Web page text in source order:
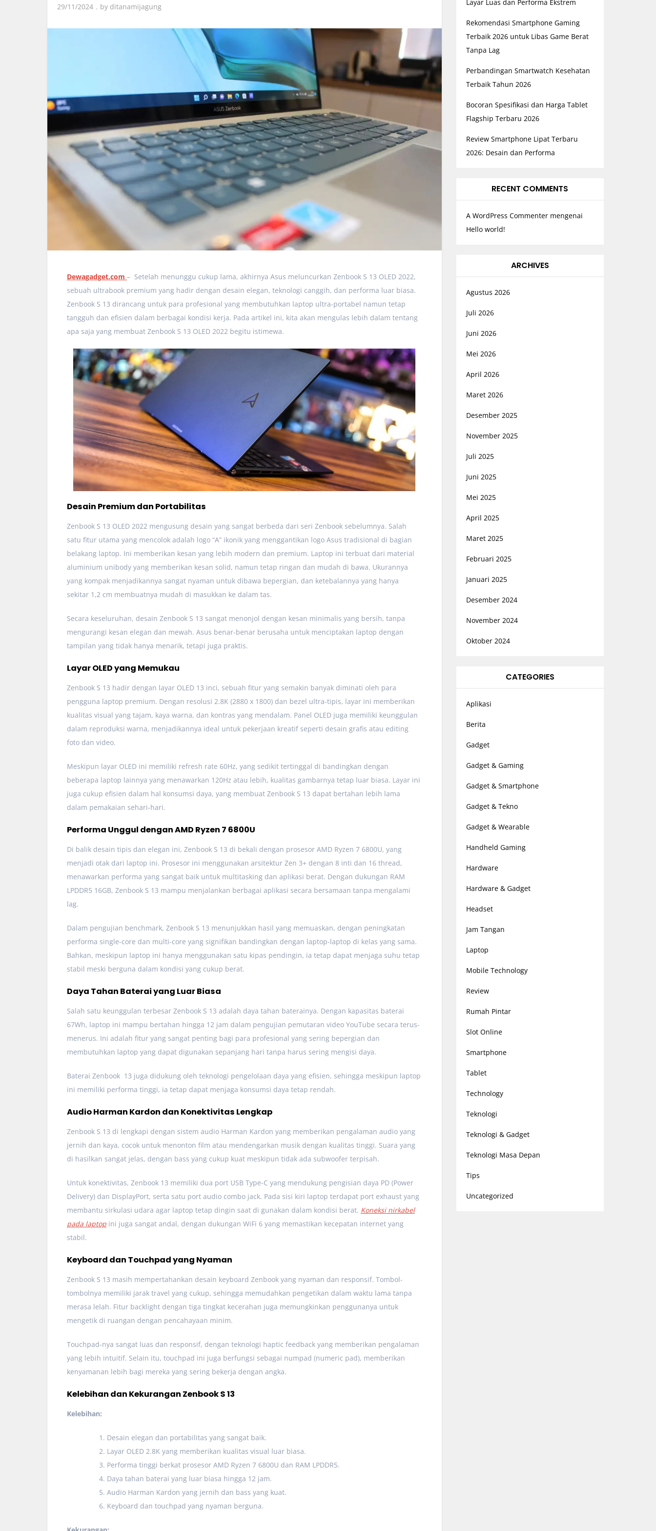
29/11/2024 by ditanamijagung
Dewagadget.com – Setelah menunggu cukup lama, akhirnya Asus meluncurkan Zenbook S 13 OLED 2022,
sebuah ultrabook premium yang hadir dengan desain elegan, teknologi canggih, dan performa luar biasa.
Zenbook S 13 dirancang untuk para profesional yang membutuhkan laptop ultra-portabel namun tetap
tangguh dan efisien dalam berbagai kondisi kerja. Pada artikel ini, kita akan mengulas lebih dalam tentang
apa saja yang membuat Zenbook S 13 OLED 2022 begitu istimewa.
Desain Premium dan Portabilitas
Zenbook S 13 OLED 2022 mengusung desain yang sangat berbeda dari seri Zenbook sebelumnya. Salah
satu fitur utama yang mencolok adalah logo “A” ikonik yang menggantikan logo Asus tradisional di bagian
belakang laptop. Ini memberikan kesan yang lebih modern dan premium. Laptop ini terbuat dari material
aluminium unibody yang memberikan kesan solid, namun tetap ringan dan mudah di bawa. Ukurannya
yang kompak menjadikannya sangat nyaman untuk dibawa bepergian, dan ketebalannya yang hanya
sekitar 1,2 cm membuatnya mudah di masukkan ke dalam tas.
Secara keseluruhan, desain Zenbook S 13 sangat menonjol dengan kesan minimalis yang bersih, tanpa
mengurangi kesan elegan dan mewah. Asus benar-benar berusaha untuk menciptakan laptop dengan
tampilan yang tidak hanya menarik, tetapi juga praktis.
Layar OLED yang Memukau
Zenbook S 13 hadir dengan layar OLED 13 inci, sebuah fitur yang semakin banyak diminati oleh para
pengguna laptop premium. Dengan resolusi 2.8K (2880 x 1800) dan bezel ultra-tipis, layar ini memberikan
kualitas visual yang tajam, kaya warna, dan kontras yang mendalam. Panel OLED juga memiliki keunggulan
dalam reproduksi warna, menjadikannya ideal untuk pekerjaan kreatif seperti desain grafis atau editing
foto dan video.
Meskipun layar OLED ini memiliki refresh rate 60Hz, yang sedikit tertinggal di bandingkan dengan
beberapa laptop lainnya yang menawarkan 120Hz atau lebih, kualitas gambarnya tetap luar biasa. Layar ini
juga cukup efisien dalam hal konsumsi daya, yang membuat Zenbook S 13 dapat bertahan lebih lama
dalam pemakaian sehari-hari.
Performa Unggul dengan AMD Ryzen 7 6800U
Di balik desain tipis dan elegan ini, Zenbook S 13 di bekali dengan prosesor AMD Ryzen 7 6800U, yang
menjadi otak dari laptop ini. Prosesor ini menggunakan arsitektur Zen 3+ dengan 8 inti dan 16 thread,
menawarkan performa yang sangat baik untuk multitasking dan aplikasi berat. Dengan dukungan RAM
LPDDR5 16GB, Zenbook S 13 mampu menjalankan berbagai aplikasi secara bersamaan tanpa mengalami
lag.
Dalam pengujian benchmark, Zenbook S 13 menunjukkan hasil yang memuaskan, dengan peningkatan
performa single-core dan multi-core yang signifikan bandingkan dengan laptop-laptop di kelas yang sama.
Bahkan, meskipun laptop ini hanya menggunakan satu kipas pendingin, ia tetap dapat menjaga suhu tetap
stabil meski berguna dalam kondisi yang cukup berat.
Daya Tahan Baterai yang Luar Biasa
Salah satu keunggulan terbesar Zenbook S 13 adalah daya tahan baterainya. Dengan kapasitas baterai
67Wh, laptop ini mampu bertahan hingga 12 jam dalam pengujian pemutaran video YouTube secara terus-
menerus. Ini adalah fitur yang sangat penting bagi para profesional yang sering bepergian dan
membutuhkan laptop yang dapat digunakan sepanjang hari tanpa harus sering mengisi daya.
Baterai Zenbook 13 juga didukung oleh teknologi pengelolaan daya yang efisien, sehingga meskipun laptop
ini memiliki performa tinggi, ia tetap dapat menjaga konsumsi daya tetap rendah.
Audio Harman Kardon dan Konektivitas Lengkap
Zenbook S 13 di lengkapi dengan sistem audio Harman Kardon yang memberikan pengalaman audio yang
jernih dan kaya, cocok untuk menonton film atau mendengarkan musik dengan kualitas tinggi. Suara yang
di hasilkan sangat jelas, dengan bass yang cukup kuat meskipun tidak ada subwoofer terpisah.
Untuk konektivitas, Zenbook 13 memiliki dua port USB Type-C yang mendukung pengisian daya PD (Power
Delivery) dan DisplayPort, serta satu port audio combo jack. Pada sisi kiri laptop terdapat port exhaust yang
membantu sirkulasi udara agar laptop tetap dingin saat di gunakan dalam kondisi berat. Koneksi nirkabel
pada laptop ini juga sangat andal, dengan dukungan WiFi 6 yang memastikan kecepatan internet yang
stabil.
Keyboard dan Touchpad yang Nyaman
Zenbook S 13 masih mempertahankan desain keyboard Zenbook yang nyaman dan responsif. Tombol-
tombolnya memiliki jarak travel yang cukup, sehingga memudahkan pengetikan dalam waktu lama tanpa
merasa lelah. Fitur backlight dengan tiga tingkat kecerahan juga memungkinkan penggunanya untuk
mengetik di ruangan dengan pencahayaan minim.
Touchpad-nya sangat luas dan responsif, dengan teknologi haptic feedback yang memberikan pengalaman
yang lebih intuitif. Selain itu, touchpad ini juga berfungsi sebagai numpad (numeric pad), memberikan
kenyamanan lebih bagi mereka yang sering bekerja dengan angka.
Kelebihan dan Kekurangan Zenbook S 13
Kelebihan:
Desain elegan dan portabilitas yang sangat baik.
Layar OLED 2.8K yang memberikan kualitas visual luar biasa.
Performa tinggi berkat prosesor AMD Ryzen 7 6800U dan RAM LPDDR5.
Daya tahan baterai yang luar biasa hingga 12 jam.
Audio Harman Kardon yang jernih dan bass yang kuat.
Keyboard dan touchpad yang nyaman berguna.
Layar Luas dan Performa Ekstrem
Rekomendasi Smartphone Gaming
Terbaik 2026 untuk Libas Game Berat
Tanpa Lag
Perbandingan Smartwatch Kesehatan
Terbaik Tahun 2026
Bocoran Spesifikasi dan Harga Tablet
Flagship Terbaru 2026
Review Smartphone Lipat Terbaru
2026: Desain dan Performa
RECENT COMMENTS
A WordPress Commentermengenai
Hello world!
ARCHIVES
Agustus 2026
Juli 2026
Juni 2026
Mei 2026
April 2026
Maret 2026
Desember 2025
November 2025
Juli 2025
Juni 2025
Mei 2025
April 2025
Maret 2025
Februari 2025
Januari 2025
Desember 2024
November 2024
Oktober 2024
CATEGORIES
Aplikasi
Berita
Gadget
Gadget & Gaming
Gadget & Smartphone
Gadget & Tekno
Gadget & Wearable
Handheld Gaming
Hardware
Hardware & Gadget
Headset
Jam Tangan
Laptop
Mobile Technology
Review
Rumah Pintar
Slot Online
Smartphone
Tablet
Technology
Teknologi
Teknologi & Gadget
Teknologi Masa Depan
Tips
Uncategorized